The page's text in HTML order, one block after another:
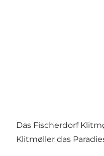
Das Fischerdorf
Klitmøller das